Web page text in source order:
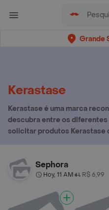
Grande
Kerastase
Kerastase é uma marca
descubra entre os
solicitar produtos Kerastase
Sephora
Hoy, 11 AM• R$ 6,99